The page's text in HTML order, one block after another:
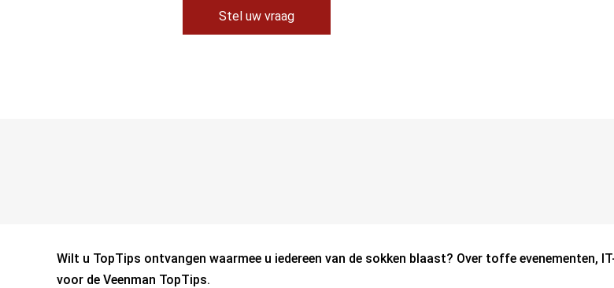
Stel uw vraag
Wilt u TopTips ontvangen waarmee u iedereen van de sokken blaast? Over toffe evenementen,
voor de Veenman TopTips.